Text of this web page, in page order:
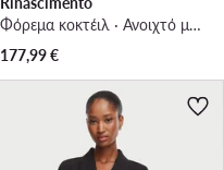
Φόρεμα κοκτέιλ · Ανοιχτό μπεζ · Midi
177,99€